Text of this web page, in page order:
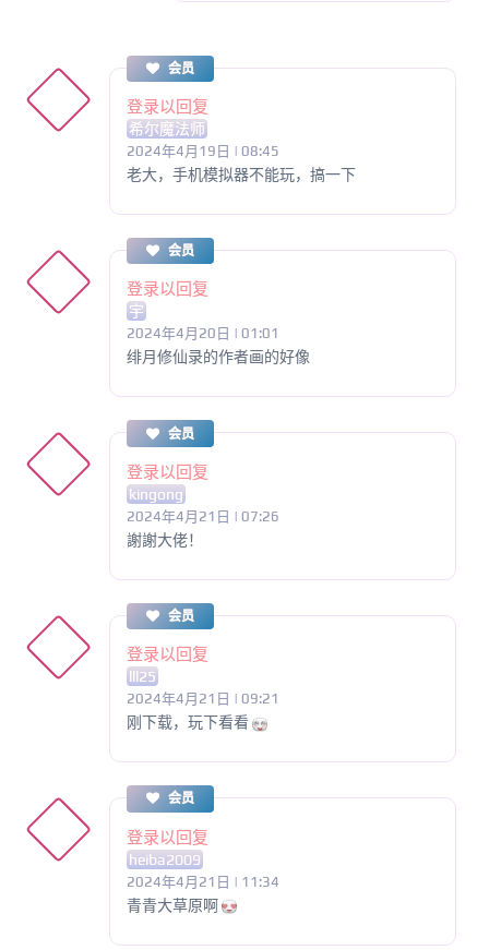
会员
登录以回复
希尔魔法师
2024年4月19日 | 08:45
老大，手机模拟器不能玩，搞一下
会员
登录以回复
宇
2024年4月20日 | 01:01
绯月修仙录的作者画的好像
会员
登录以回复
kingong
2024年4月21日 | 07:26
謝謝大佬！
会员
登录以回复
lll25
2024年4月21日 | 09:21
刚下载，玩下看看
会员
登录以回复
heiba2009
2024年4月21日 | 11:34
青青大草原啊